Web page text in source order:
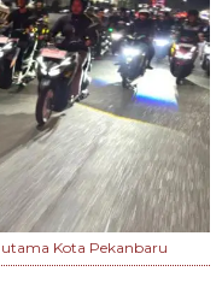
Kota Pekanbaru